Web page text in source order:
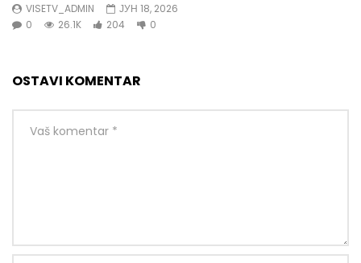
VISETV_ADMIN
ЈУН 18, 2026
0
26.1K 204 0
OSTAVI KOMENTAR